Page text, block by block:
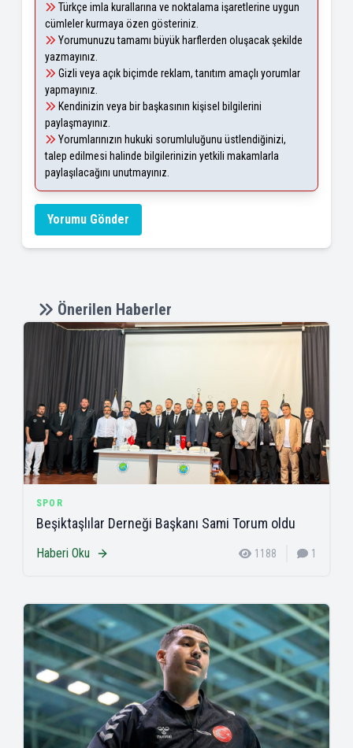
Türkçe imla kurallarına ve noktalama işaretlerine uygun
cümleler kurmaya özen gösteriniz.
Yorumunuzu tamamı büyük harflerden oluşacak şekilde
yazmayınız.
Gizli veya açık biçimde reklam, tanıtım amaçlı yorumlar
yapmayınız.
Kendinizin veya bir başkasının kişisel bilgilerini
paylaşmayınız.
Yorumlarınızın hukuki sorumluluğunu üstlendiğinizi,
talep edilmesi halinde bilgilerinizin yetkili makamlarla
paylaşılacağını unutmayınız.
Yorumu Gönder
Önerilen Haberler
SPOR
Beşiktaşlılar Derneği Başkanı Sami Torum oldu
Haberi Oku 1188 1